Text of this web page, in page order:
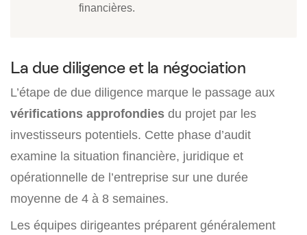
financières.
La due diligence et la négociation
L’étape de due diligence marque le passage aux
vérifications approfondies du projet par les
investisseurs potentiels. Cette phase d’audit
examine la situation financière, juridique et
opérationnelle de l’entreprise sur une durée
moyenne de 4 à 8 semaines.
Les équipes dirigeantes préparent généralement